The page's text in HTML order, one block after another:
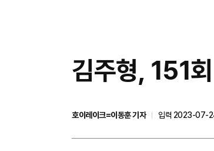
김주형, 151
호이레이크=이동훈 기자
입력 2023-07-